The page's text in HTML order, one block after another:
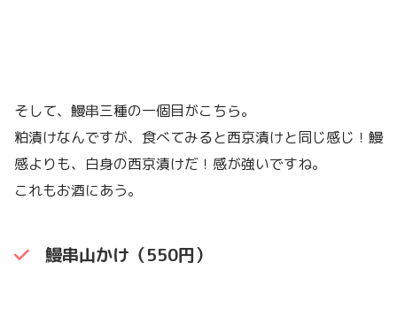
そして、鰻串三種の一個目がこちら。
粕漬けなんですが、食べてみると西京漬けと同じ感じ！鰻
感よりも、白身の西京漬けだ！感が強いですね。
これもお酒にあう。
鰻串山かけ（550円）